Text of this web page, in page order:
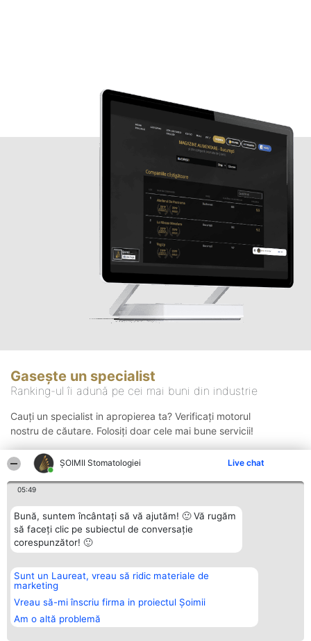
ȘOIMII Stomatologiei Live chat
05:49
Bună, suntem încântați să vă ajutăm! 🙂 Vă rugăm
să faceți clic pe subiectul de conversație
corespunzător! 🙂
Sunt un Laureat, vreau să ridic materiale de
marketing
Vreau să-mi înscriu firma in proiectul Șoimii
Am o altă problemă
Gasește un specialist
Ranking-ul îi adună pe cei mai buni din industrie
Cauți un specialist in apropierea ta? Verificați motorul
nostru de căutare. Folosiți doar cele mai bune servicii!
Organizator Ranking
BRIGHT SOLUTIONS BR SRL
Aleea Timisul De Sus 2 Bl. A30
Sc. A Et. 4 Ap. 13 Cod 061952
București
CUI 36737675
Plebiscyt
Lista Tuturor
Laureaților
Statut
Contact